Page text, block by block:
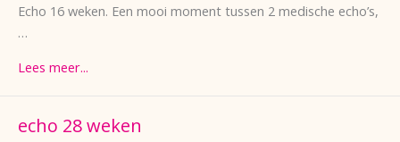
Echo 16 weken. Een mooi moment tussen 2 medische echo’s,
…
Lees meer...
echo 28 weken